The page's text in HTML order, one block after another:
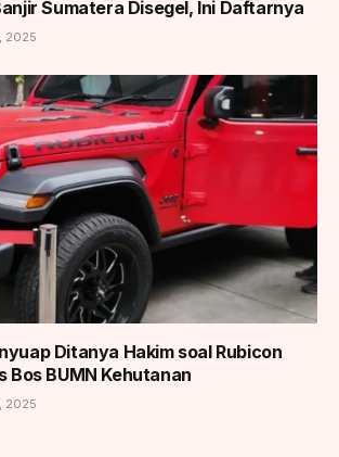
Sumatera Disegel, Ini Daftarnya
2025
Ditanya Hakim soal Rubicon
Bos BUMN Kehutanan
2025